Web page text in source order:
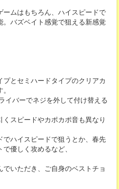
ムはもちろん、ハイスピードで
バズベイト感覚で狙える新感覚
とセミハードタイプのクリアカ
イバーでネジを外して付け替える
スピードやカポカポ音も異なり
ハイスピードで狙うとか、春先
優しく攻めるなど、
いただき、ご自身のベストチョ